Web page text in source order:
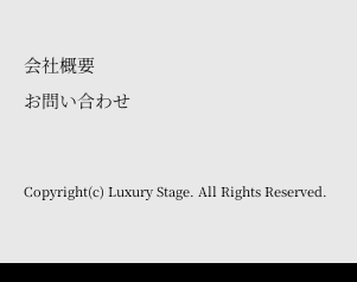
会社概要
お問い合わせ
Copyright(c) Luxury Stage. All Rights Reserved.